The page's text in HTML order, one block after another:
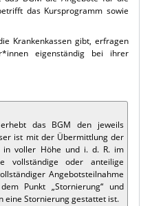
das Kursprogramm sowie
Krankenkassen gibt, erfragen
eigenständig bei ihrer
das BGM den jeweils
ist mit der Übermittlung der
in voller Höhe und i. d. R. im
vollständige oder anteilige
Angebotsteilnahme
Punkt „Stornierung“ und
eine Stornierung gestattet ist.